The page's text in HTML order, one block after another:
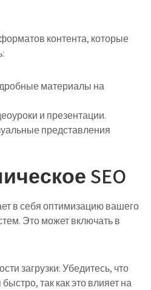
контента, которые
материалы на
и презентации.
представления
SEO
в себя оптимизацию вашего
Это может включать в
загрузки:Убедитесь, что
так как это влияет на